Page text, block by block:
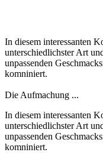
In diesem interessanten
unterschiedlichster Art
unpassenden
komniniert.
Die Aufmachung ...
In diesem interessanten
unterschiedlichster Art
unpassenden
komniniert.